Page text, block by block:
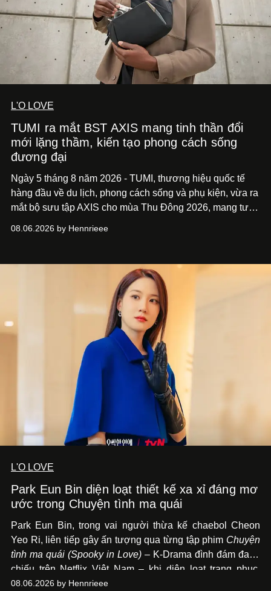
L'O LOVE
TUMI ra mắt BST AXIS mang tinh thần đổi
mới lặng thầm, kiến tạo phong cách sống
đương đại
Ngày 5 tháng 8 năm 2026 - TUMI, thương hiệu quốc tế
hàng đầu về du lịch, phong cách sống và phụ kiện, vừa ra
mắt bộ sưu tập AXIS cho mùa Thu Đông 2026, mang tư
và phong cách sống hiện đại bằng thiết kế sắc nét, chuẩn
08.06.2026 by Hennrieee
L'O LOVE
Park Eun Bin diện loạt thiết kế xa xỉ đáng mơ
ước trong Chuyện tình ma quái
Park Eun Bin, trong vai người thừa kế chaebol Cheon
Yeo Ri, liên tiếp gây ấn tượng qua từng tập phim Chuyện
tình ma quái (Spooky in Love) – K-Drama đình đám đang
chiếu trên Netflix Việt Nam – khi diện loạt trang phục,
đồng hồ & trang sức xa xỉ tương xứng với địa vị trên màn
08.06.2026 by Hennrieee